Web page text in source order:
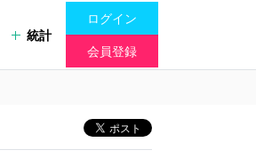
統計
ログイン
会員登録